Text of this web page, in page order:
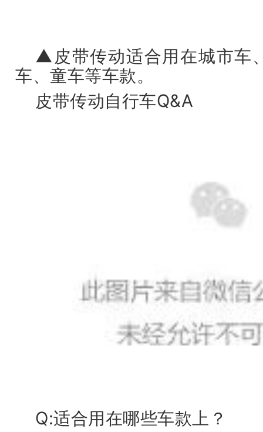
▲皮带传动适合用在城市车
车、童车等车款。
皮带传动自行车Q&A
Q:适合用在哪些车款上？